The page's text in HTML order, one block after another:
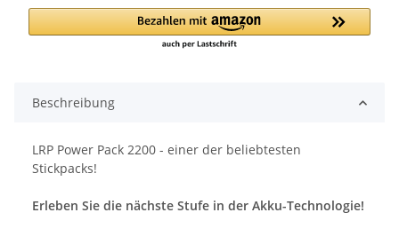
Beschreibung
LRP Power Pack 2200 - einer der beliebtesten
Stickpacks!
Erleben Sie die nächste Stufe in der Akku-Technologie!